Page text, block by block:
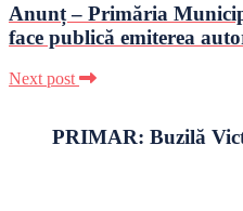
Anunț – Primăria
face publică emiterea
Next post
PRIMAR: Buzilă